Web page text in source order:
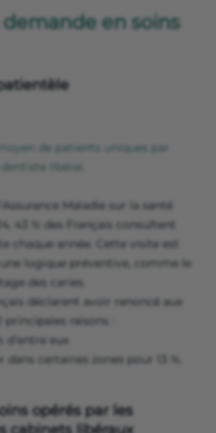
demande en soins
de patients uniques par
libéral.
Maladie sur la santé
43 % des Français consultent
chaque année. Cette visite est
logique préventive, comme le
des caries.
déclarent avoir renoncé aux
raisons :
d’entre eux
certaines zones pour 13 %.
opérés par les